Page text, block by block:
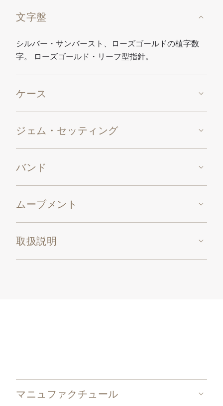
文字盤
シルバー・サンバースト、ローズゴールドの植字数
字。 ローズゴールド・リーフ型指針。
ケース
ジェム・セッティング
バンド
ムーブメント
取扱説明
マニュファクチュール